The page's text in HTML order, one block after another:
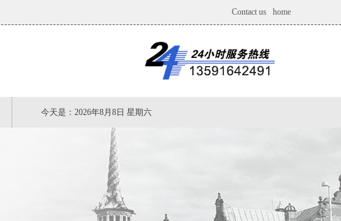
Contact us home
今天是： 2026年8月8日 星期六